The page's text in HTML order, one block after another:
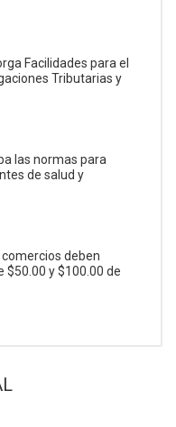
Facilidades para el
Tributarias y
las normas para
de salud y
comercios deben
$50.00 y $100.00 de